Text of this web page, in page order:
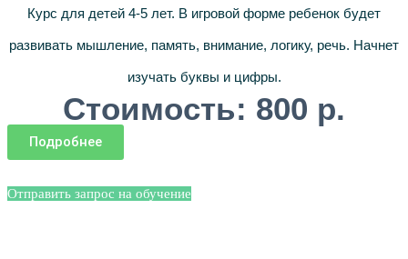
Курс для детей 4-5 лет. В игровой форме ребенок будет
развивать мышление, память, внимание, логику, речь. Начнет
изучать буквы и цифры.
Стоимость: 800 р.
Подробнее
Отправить запрос на обучение